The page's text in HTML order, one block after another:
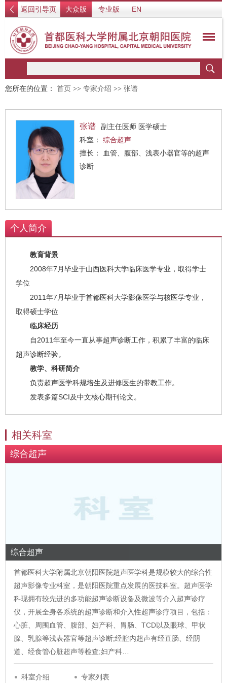
返回引导页 大众版 专业版 EN
您所在的位置： 首页 >> 专家介绍 >> 张谱
张谱
副主任医师 医学硕士
科室： 综合超声
擅长： 血管、腹部、浅表小器官等的超声
诊断
个人简介
教育背景
2008年7月毕业于山西医科大学临床医学专业，取得学士
学位
2011年7月毕业于首都医科大学影像医学与核医学专业，
取得硕士学位
临床经历
自2011年至今一直从事超声诊断工作，积累了丰富的临床
超声诊断经验。
教学、科研简介
负责超声医学科规培生及进修医生的带教工作。
发表多篇SCI及中文核心期刊论文。
相关科室
综合超声
综合超声
首都医科大学附属北京朝阳医院超声医学科是规模较大的综合性
超声影像专业科室，是朝阳医院重点发展的医技科室。超声医学
科现拥有较先进的多功能超声诊断设备及微波等介入超声诊疗
仪，开展全身各系统的超声诊断和介入性超声诊疗项目，包括：
心脏、周围血管、腹部、妇产科、胃肠、TCD以及眼球、甲状
腺、乳腺等浅表器官等超声诊断;经腔内超声有经直肠、经阴
道、经食管心脏超声等检查;妇产科…
科室介绍 专家列表